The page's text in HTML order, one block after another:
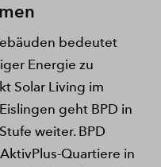
bedeutet
Energie zu
Solar Living im
geht BPD in
weiter. BPD
Quartiere in